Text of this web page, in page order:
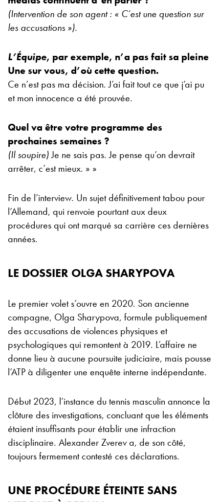
(Intervention de son agent : « C’est une question sur
les accusations »).
L’Équipe, par exemple, n’a pas fait sa pleine
Une sur vous, d’où cette question.
Ce n’est pas ma décision. J’ai fait tout ce que j’ai pu
et mon innocence a été prouvée.
Quel va être votre programme des
prochaines semaines ?
(Il soupire)Je ne sais pas. Je pense qu’on devrait
arrêter, c’est mieux. » »
Fin de l’interview. Un sujet définitivement tabou pour
l’Allemand, qui renvoie pourtant aux deux
procédures qui ont marqué sa carrière ces dernières
années.
LE DOSSIER OLGA SHARYPOVA
Le premier volet s’ouvre en 2020. Son ancienne
compagne, Olga Sharypova, formule publiquement
des accusations de violences physiques et
psychologiques qui remontent à 2019. L’affaire ne
donne lieu à aucune poursuite judiciaire, mais pousse
l’ATP à diligenter une enquête interne indépendante.
Début 2023, l’instance du tennis masculin annonce la
clôture des investigations, concluant que les éléments
étaient insuffisants pour établir une infraction
disciplinaire. Alexander Zverev a, de son côté,
toujours fermement contesté ces déclarations.
UNE PROCÉDURE ÉTEINTE SANS